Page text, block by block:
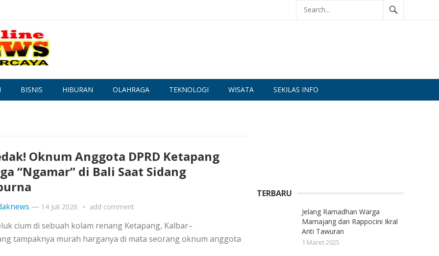
BISNIS HIBURAN OLAHRAGA TEKNOLOGI WISATA SEKILAS INFO
Oknum Anggota DPRD Ketapang
“Ngamar” di Bali Saat Sidang
— 14 Juli 2026 add comment
cium di sebuah kolam renang Ketapang, Kalbar–
tampaknya murah harganya di mata seorang oknum anggota
TERBARU
Jelang Ramadhan Warga
Mamajang dan Rappocini Ikral
Anti Tawuran
1 Maret 2025